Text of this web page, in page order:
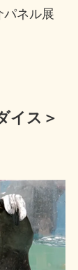
パネル展
イス＞